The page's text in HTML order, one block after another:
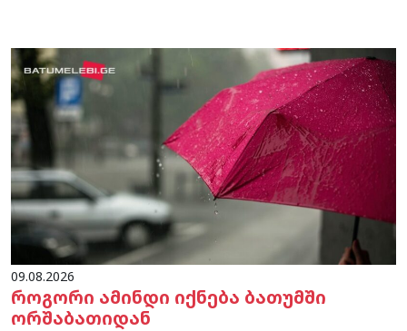
09.08.2026
როგორი ამინდი იქნება ბათუმში
ორშაბათიდან